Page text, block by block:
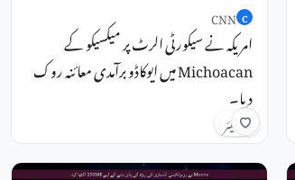
C
CNN
امریکہ نے سیکورٹی الرٹ پر میکسیکو کے
Michoacan میں ایوکاڈو برآمدی معائنہ روک
دیا۔
5 گھنٹے پہلے شیئر